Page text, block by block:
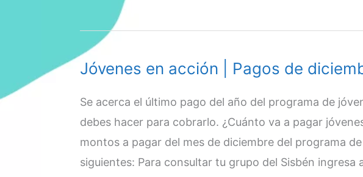
medio
millón
de
|
¿Dónde
cobrarlo?
|
Jóvenes en acción | Pagos de
Se acerca el último pago del año del programa de
debes hacer para cobrarlo. ¿Cuánto va a pagar
montos a pagar del mes de diciembre del programa
siguientes: Para consultar tu grupo del Sisbén ingresa